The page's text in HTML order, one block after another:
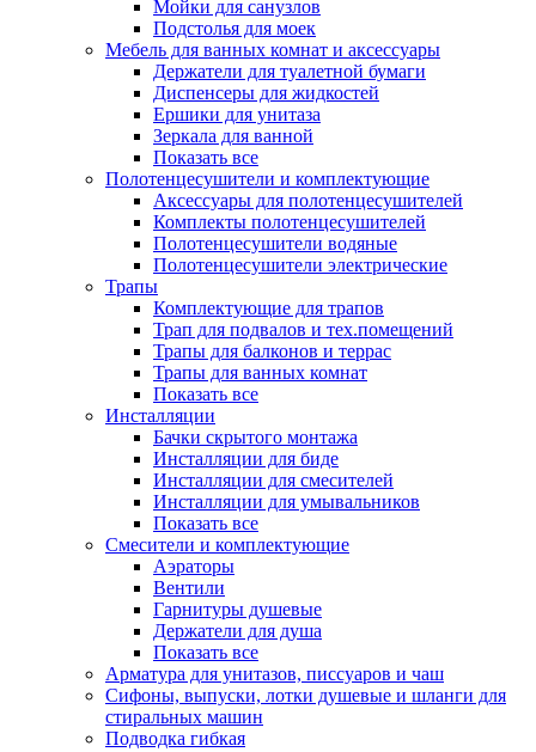
Мойки для санузлов
Подстолья для моек
Мебель для ванных комнат и аксессуары
Держатели для туалетной бумаги
Диспенсеры для жидкостей
Ершики для унитаза
Зеркала для ванной
Показать все
Полотенцесушители и комплектующие
Аксессуары для полотенцесушителей
Комплекты полотенцесушителей
Полотенцесушители водяные
Полотенцесушители электрические
Трапы
Комплектующие для трапов
Трап для подвалов и тех.помещений
Трапы для балконов и террас
Трапы для ванных комнат
Показать все
Инсталляции
Бачки скрытого монтажа
Инсталляции для биде
Инсталляции для смесителей
Инсталляции для умывальников
Показать все
Смесители и комплектующие
Аэраторы
Вентили
Гарнитуры душевые
Держатели для душа
Показать все
Арматура для унитазов, писсуаров и чаш
Сифоны, выпуски, лотки душевые и шланги для
стиральных машин
Подводка гибкая